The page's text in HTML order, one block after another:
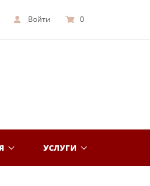
Войти 0
УСЛУГИ